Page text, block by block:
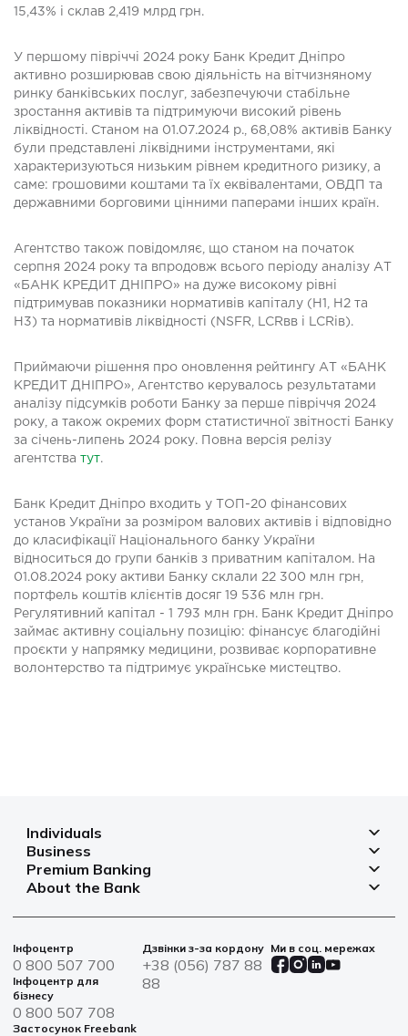
15,43% і склав 2,419 млрд грн.
У першому півріччі 2024 року Банк Кредит Дніпро
активно розширював свою діяльність на вітчизняному
ринку банківських послуг, забезпечуючи стабільне
зростання активів та підтримуючи високий рівень
ліквідності. Станом на 01.07.2024 р., 68,08% активів Банку
були представлені ліквідними інструментами, які
характеризуються низьким рівнем кредитного ризику, а
саме: грошовими коштами та їх еквівалентами, ОВДП та
державними борговими цінними паперами інших країн.
Агентство також повідомляє, що станом на початок
серпня 2024 року та впродовж всього періоду аналізу АТ
«БАНК КРЕДИТ ДНІПРО» на дуже високому рівні
підтримував показники нормативів капіталу (Н1, Н2 та
Н3) та нормативів ліквідності (NSFR, LCRвв і LCRів).
Приймаючи рішення про оновлення рейтингу АТ «БАНК
КРЕДИТ ДНІПРО», Агентство керувалось результатами
аналізу підсумків роботи Банку за перше півріччя 2024
року, а також окремих форм статистичної звітності Банку
за січень-липень 2024 року. Повна версія релізу
агентства тут.
Банк Кредит Дніпро входить у ТОП-20 фінансових
установ України за розміром валових активів і відповідно
до класифікації Національного банку України
відноситься до групи банків з приватним капіталом. На
01.08.2024 року активи Банку склали 22 300 млн грн,
портфель коштів клієнтів досяг 19 536 млн грн.
Регулятивний капітал - 1 793 млн грн. Банк Кредит Дніпро
займає активну соціальну позицію: фінансує благодійні
проєкти у напрямку медицини, розвиває корпоративне
волонтерство та підтримує українське мистецтво.
Individuals
Deposits
Mortgage
Insurance
Loans
Business
Deposits for business
Small and micro businesses
Bills and payments
Solutions for agro
IT solutions
Premium Banking
Deposits
Payment cards
Bank safes
War bonds
Service centers
About the Bank
Financial reporting
Information for shareholders and stakeholders
News
Інфоцентр
0 800 507 700
Інфоцентр для
бізнесу
0 800 507 708
Дзвінки з-за кордону
+38 (056) 787 88
88
Ми в соц. мережах
Застосунок Freebank